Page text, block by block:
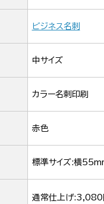
ビジネス名刺
中サイズ
カラー名刺印刷
赤色
標準サイズ:横
通常仕上げ:3,080